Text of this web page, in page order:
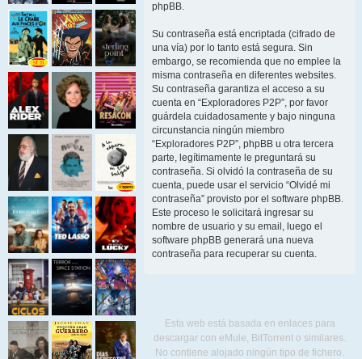
phpBB.
Su contraseña está encriptada (cifrado de
una vía) por lo tanto está segura. Sin
embargo, se recomienda que no emplee la
misma contraseña en diferentes websites.
Su contraseña garantiza el acceso a su
cuenta en “Exploradores P2P”, por favor
guárdela cuidadosamente y bajo ninguna
circunstancia ningún miembro
“Exploradores P2P”, phpBB u otra tercera
parte, legítimamente le preguntará su
contraseña. Si olvidó la contraseña de su
cuenta, puede usar el servicio “Olvidé mi
contraseña” provisto por el software phpBB.
Este proceso le solicitará ingresar su
nombre de usuario y su email, luego el
software phpBB generará una nueva
contraseña para recuperar su cuenta.
Esta web está basada en enlaces para
descargar con eMule, BitTorrent o similares.
No contiene alojado ningún tipo de fichero.